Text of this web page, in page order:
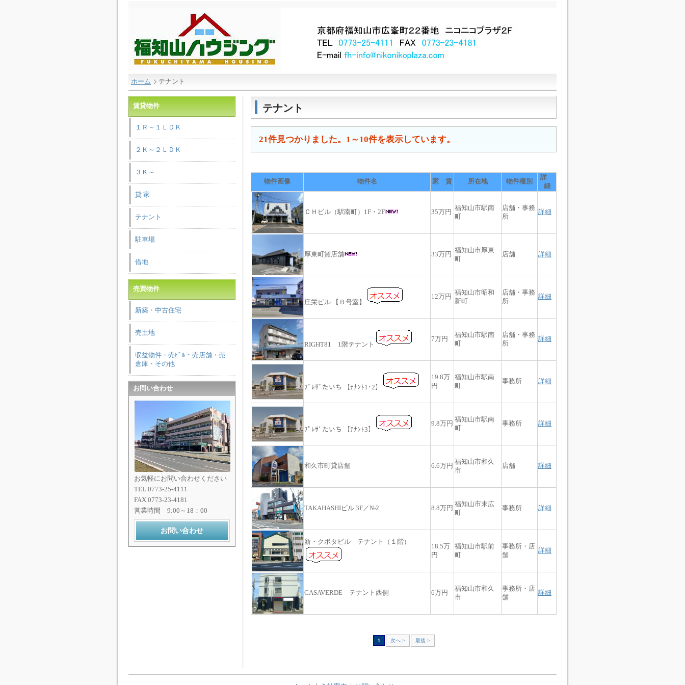
ホーム テナント
テナント
21件見つかりました。1～10件を表示しています。
物件画像 物件名 家 賃 所在地 物件種別
詳
細
ＣＨビル（駅南町）1F・2F 35万円
福知山市駅南
町
店舗・事務
所
詳細
厚東町貸店舗 33万円
福知山市厚東
町
店舗 詳細
庄栄ビル 【Ｂ号室】
12万円
福知山市昭和
新町
店舗・事務
所
詳細
RIGHT81 1階テナント
7万円
福知山市駅南
町
店舗・事務
所
詳細
ﾌﾟﾚｻﾞたいち 【ﾃﾅﾝﾄ1･2】
19.8万
円
福知山市駅南
町
事務所 詳細
ﾌﾟﾚｻﾞたいち 【ﾃﾅﾝﾄ3】
9.8万円
福知山市駅南
町
事務所 詳細
和久市町貸店舗 6.6万円
福知山市和久
市
店舗 詳細
TAKAHASHIビル 3F／№2 8.8万円
福知山市末広
町
事務所 詳細
新・クボタビル テナント（１階）
18.5万
円
福知山市駅前
町
事務所・店
舗
詳細
CASAVERDE テナント西側 6万円
福知山市和久
市
事務所・店
舗
詳細
1 次へ > 最後 >
賃貸物件
１Ｒ～１ＬＤＫ
２Ｋ～２ＬＤＫ
３Ｋ～
貸 家
テナント
駐車場
借地
売買物件
新築・中古住宅
売土地
収益物件・売ﾋﾞﾙ・売店舗・売
倉庫・その他
お問い合わせ
お気軽にお問い合わせください
TEL 0773-25-4111
FAX 0773-23-4181
営業時間 9:00～18：00
お問い合わせ